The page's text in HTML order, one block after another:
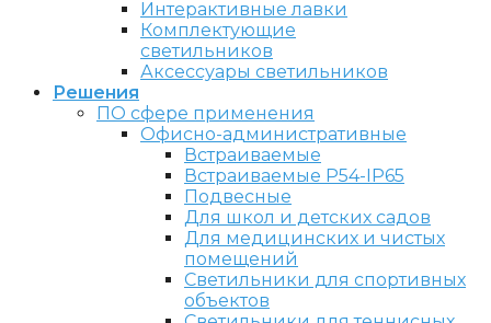
Интерактивные лавки
Комплектующие
светильников
Аксессуары светильников
Решения
ПО сфере применения
Офисно-административные
Встраиваемые
Встраиваемые P54-IP65
Подвесные
Для школ и детских садов
Для медицинских и чистых
помещений
Светильники для спортивных
объектов